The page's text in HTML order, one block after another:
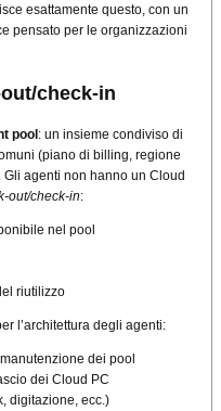
esattamente questo, con un
pensato per le organizzazioni
check-in
pool : un insieme condiviso di
(piano di billing, regione
agenti non hanno un Cloud
out/check-in:
nel pool
riutilizzo
l’architettura degli agenti:
dei pool
dei Cloud PC
digitazione, ecc.)